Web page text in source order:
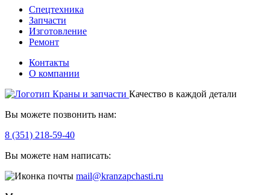
Спецтехника
Запчасти
Изготовление
Ремонт
Контакты
О компании
Качество в каждой детали
Вы можете позвонить нам:
8 (351) 218-59-40
Вы можете нам написать:
mail@kranzapchasti.ru